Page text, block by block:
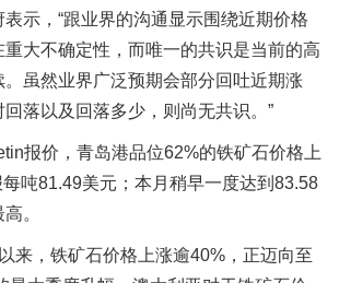
示，“跟业界的沟通显示围绕近期价格
大不确定性，而唯一的共识是当前的高
虽然业界广泛预期会部分回吐近期涨
落以及回落多少，则尚无共识。”
报价，青岛港品位62%的铁矿石价格上
吨81.49美元；本月稍早一度达到83.58
。
来，铁矿石价格上涨逾40%，正迈向至